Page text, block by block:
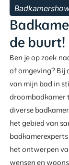
de buurt!
Ben je op zoek
of omgeving? Bij
van mijn bad in
droombadkamer
diverse
het gebied van
het ontwerpen
wensen en